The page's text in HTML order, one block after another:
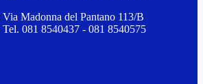
Via Madonna del Pantano 113/B
081 8540437 - 081 8540575